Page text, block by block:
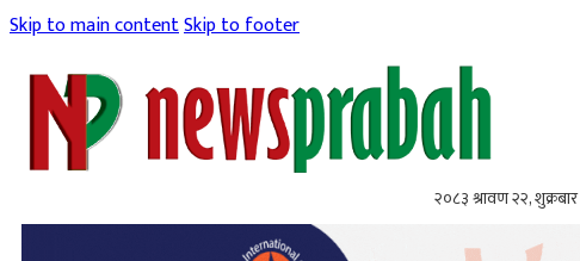
Skip to main contentSkip to footer
२०८३ श्रावण २२, शुक्रबार